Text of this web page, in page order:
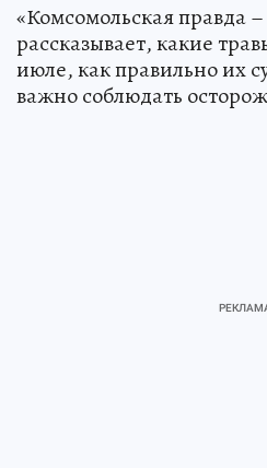
«Комсомольская правда
рассказывает, какие
июле, как правильно их
важно соблюдать